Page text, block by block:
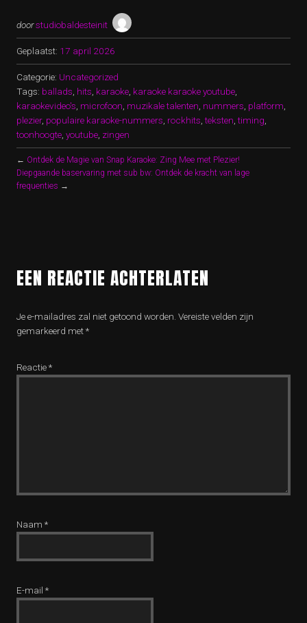
doorstudiobaldesteinit
Geplaatst: 17 april 2026
Categorie: Uncategorized
Tags: ballads hits karaoke karaoke karaoke youtube
karaokevideo's microfoon muzikale talenten nummers platform
plezier, populaire karaoke-nummers rockhits ,teksten ,timing
toonhoogte youtube zingen
← Ontdek de Magie van Snap Karaoke: Zing Mee met Plezier!
Diepgaande baservaring met sub bw: Ontdek de kracht van lage
frequenties →
EEN REACTIE ACHTERLATEN
Je e-mailadres zal niet getoond worden. Vereiste velden zijn
gemarkeerd met*
Reactie*
Naam *
E-mail *